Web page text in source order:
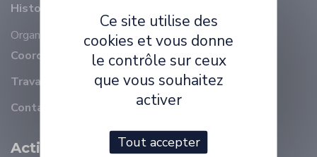
Histoire
Organisation
Membres
Coordonnées
Travailler à ELLIADD
Contact
Activité Scientifique
Ce site utilise des
cookies et vous donne
le contrôle sur ceux
que vous souhaitez
activer
Tout accepter